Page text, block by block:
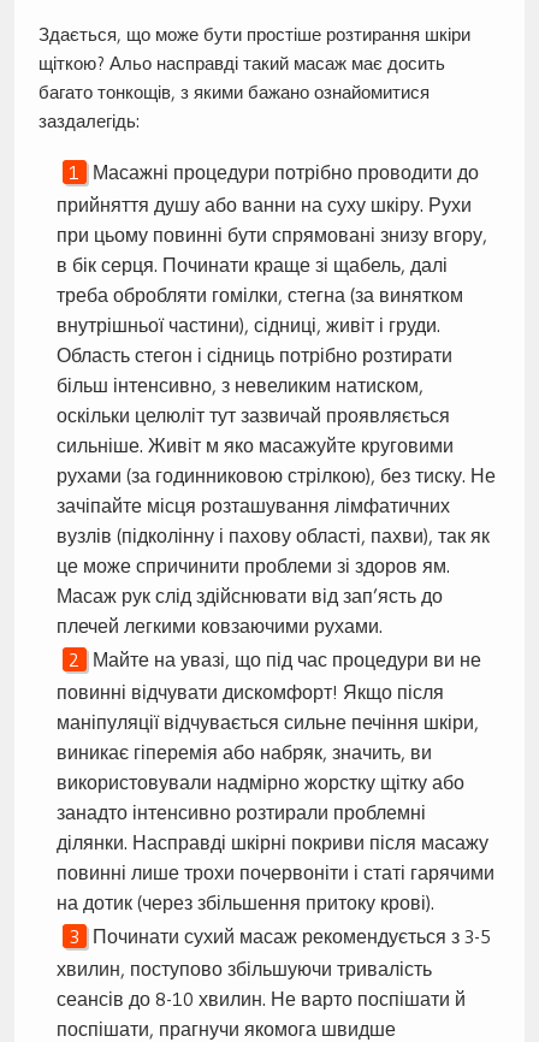
Здається, що може бути простіше розтирання шкіри
щіткою? Альо насправді такий масаж має досить
багато тонкощів, з якими бажано ознайомитися
заздалегідь:
Масажні процедури потрібно проводити до
прийняття душу або ванни на суху шкіру. Рухи
при цьому повинні бути спрямовані знизу вгору,
в бік серця. Починати краще зі щабель, далі
треба обробляти гомілки, стегна (за винятком
внутрішньої частини), сідниці, живіт і груди.
Область стегон і сідниць потрібно розтирати
більш інтенсивно, з невеликим натиском,
оскільки целюліт тут зазвичай проявляється
сильніше. Живіт м яко масажуйте круговими
рухами (за годинниковою стрілкою), без тиску. Не
зачіпайте місця розташування лімфатичних
вузлів (підколінну і пахову області, пахви), так як
це може спричинити проблеми зі здоров ям.
Масаж рук слід здійснювати від зап’ясть до
плечей легкими ковзаючими рухами.
Майте на увазі, що під час процедури ви не
повинні відчувати дискомфорт! Якщо після
маніпуляції відчувається сильне печіння шкіри,
виникає гіперемія або набряк, значить, ви
використовували надмірно жорстку щітку або
занадто інтенсивно розтирали проблемні
ділянки. Насправді шкірні покриви після масажу
повинні лише трохи почервоніти і статі гарячими
на дотик (через збільшення притоку крові).
Починати сухий масаж рекомендується з 3-5
хвилин, поступово збільшуючи тривалість
сеансів до 8-10 хвилин. Не варто поспішати й
поспішати, прагнучи якомога швидше